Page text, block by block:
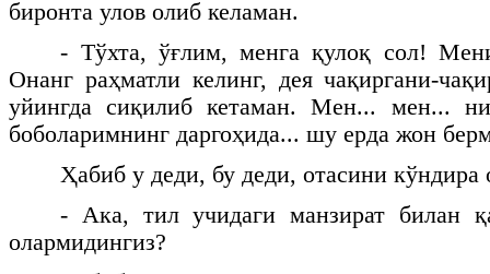
биронта улов олиб келаман.
- Тўхта, ўғлим, менга қулоқ сол!
Онанг раҳматли келинг, дея чақиргани-
уйингда сиқилиб кетаман. Мен... мен...
боболаримнинг даргоҳида... шу ерда жон
Ҳабиб у деди, бу деди, отасини кўндира
- Ака, тил учидаги манзират билан
олармидингиз?